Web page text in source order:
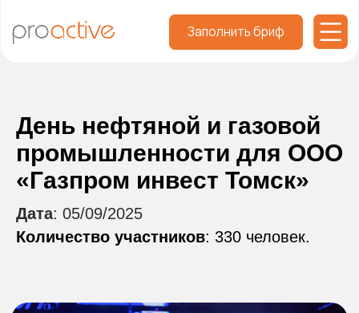
Заполнить бриф
День нефтяной и газовой
промышленности для ООО
«Газпром инвест Томск»
Дата: 05/09/2025
Количество участников: 330 человек.